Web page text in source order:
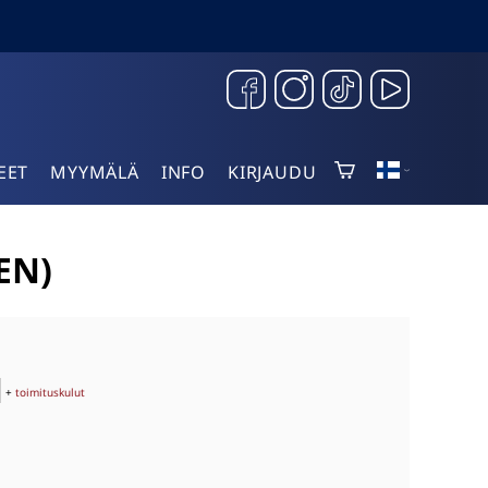
MYYMÄLÄ INFO KIRJAUDU
+toimituskulut